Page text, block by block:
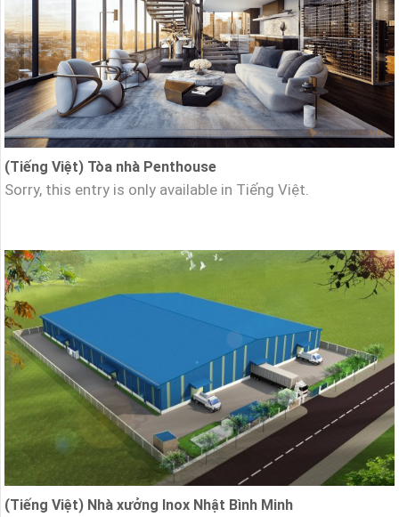
(Tiếng Việt) Tòa nhà Penthouse
Sorry, this entry is only available in Tiếng Việt.
(Tiếng Việt) Nhà xưởng Inox Nhật Bình Minh